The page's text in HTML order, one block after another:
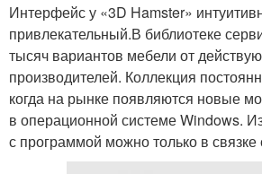
Интерфейс у «3D Hamster»
привлекательный.В библиотеке
тысяч вариантов мебели от
производителей. Коллекция
когда на рынке появляются новые
в операционной системе Windows.
с программой можно только в связке